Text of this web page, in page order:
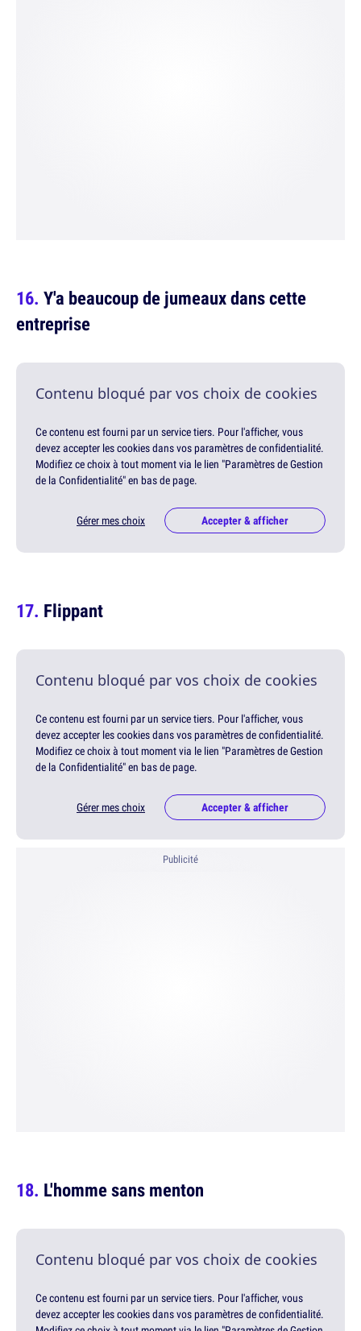
Y'a beaucoup de jumeaux dans cette
entreprise
Contenu bloqué par vos choix de cookies
Ce contenu est fourni par un service tiers. Pour l'afficher, vous
devez accepter les cookies dans vos paramètres de confidentialité.
Modifiez ce choix à tout moment via le lien "Paramètres de Gestion
de la Confidentialité" en bas de page.
Gérer mes choix Accepter & afficher
Flippant
Contenu bloqué par vos choix de cookies
Ce contenu est fourni par un service tiers. Pour l'afficher, vous
devez accepter les cookies dans vos paramètres de confidentialité.
Modifiez ce choix à tout moment via le lien "Paramètres de Gestion
de la Confidentialité" en bas de page.
Gérer mes choix Accepter & afficher
Publicité
L'homme sans menton
Contenu bloqué par vos choix de cookies
Ce contenu est fourni par un service tiers. Pour l'afficher, vous
devez accepter les cookies dans vos paramètres de confidentialité.